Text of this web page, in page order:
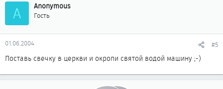
A Anonymous
Гость
01.06.2004 #5
Поставь свечку в церкви и окропи святой водой машину ;-)